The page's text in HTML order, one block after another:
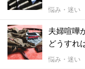
悩み・迷い
夫婦喧嘩
どうすれ
悩み・迷い